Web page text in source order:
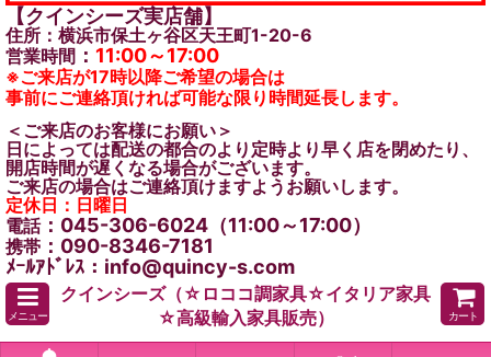
【クインシーズ実店舗】
住所：横浜市保土ヶ谷区天王町1-20-6
営業時間 ： 11:00～17:00
※ご来店が17時以降ご希望の場合は
事前にご連絡頂ければ可能な限り時間延長します。
＜ご来店のお客様にお願い＞
日によっては配送の都合のより定時より早く店を閉めたり、
開店時間が遅くなる場合がございます。
ご来店の場合はご連絡頂けますようお願いします。
定休日：日曜日
電話：045-306-6024（11:00～17:00）
携帯 ：090-8346-7181
ﾒｰﾙｱﾄﾞﾚｽ：info@quincy-s.com
メニュー
クインシーズ（☆ロココ調家具☆イタリア家具
☆高級輸入家具販売）
カート